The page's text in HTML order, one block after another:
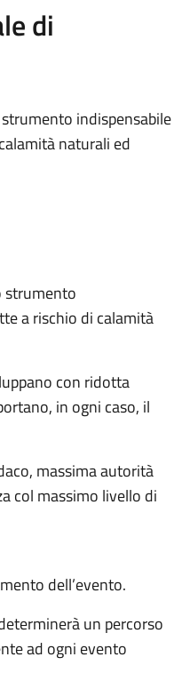
di
indispensabile
naturali ed
strumento
a rischio di calamità
con ridotta
in ogni caso, il
massima autorità
col massimo livello di
dell’evento.
un percorso
ad ogni evento